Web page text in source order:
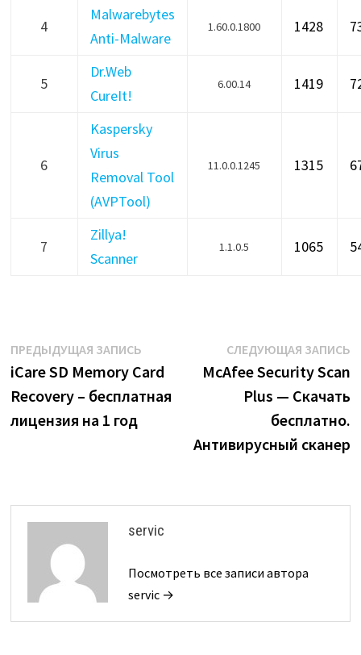
4
Malwarebytes
Anti-Malware
1.60.0.1800 1428
5
Dr.Web
CureIt!
6.00.14 1419
6
Kaspersky
Virus
Removal Tool
(AVPTool)
11.0.0.1245 1315
7
Zillya!
Scanner
1.1.0.5 1065
Навигация
по
записям
ПРЕДЫДУЩАЯ ЗАПИСЬПредыдущая
запись:
iCare SD Memory Card
Recovery – бесплатная
лицензия на 1 год
СЛЕДУЮЩАЯ ЗАПИСЬ
McAfee Security Scan
Plus — Скачать
бесплатно.
Антивирусный сканер
servic
Посмотреть все записи автора
servic →